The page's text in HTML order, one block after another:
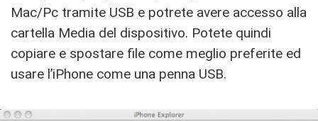
Mac/Pc tramite USB e potrete avere accesso alla
cartella Media del dispositivo. Potete quindi
copiare e spostare file come meglio preferite ed
usare l’iPhone come una penna USB.